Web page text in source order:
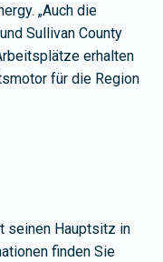
„Auch die
Sullivan County
erhalten
für die Region
seinen Hauptsitz in
finden Sie